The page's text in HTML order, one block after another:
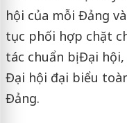
hội của mỗi Đảng
tục phối hợp chặt
tác chuẩn bị Đại
Đại hội đại biểu
Đảng.